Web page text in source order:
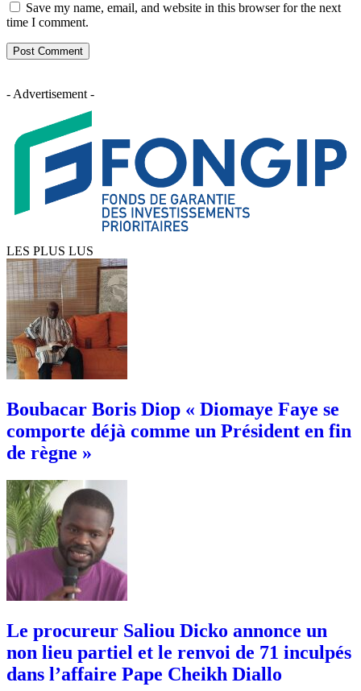
Save my name, email, and website in this browser for the next
time I comment.
- Advertisement -
LES PLUS LUS
Boubacar Boris Diop « Diomaye Faye se
comporte déjà comme un Président en fin
de règne »
Le procureur Saliou Dicko annonce un
non lieu partiel et le renvoi de 71 inculpés
dans l’affaire Pape Cheikh Diallo